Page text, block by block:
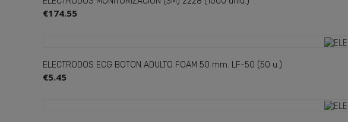
€174.55
ELECTRODOS ECG BOTON ADULTO FOAM 50 mm. LF-50 (50 u.)
€5.45